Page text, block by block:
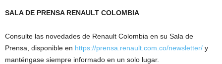
SALA DE PRENSA RENAULT COLOMBIA
Consulte las novedades de Renault Colombia en su Sala de
Prensa, disponible en https://prensa.renault.com.co/newsletter/ y
manténgase siempre informado en un solo lugar.